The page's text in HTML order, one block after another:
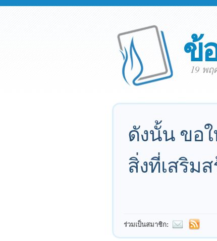
ข้
19 พฤ
ดังนั้น ขอ
สิ่งที่เสริม
ร่วมเป็นสมาชิก: